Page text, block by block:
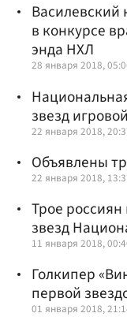
Василевский
в конкурсе
энда НХЛ
28 января 2018,
звезд
22 января 2018,
Объявлены
22 января 2018,
Трое
звезд
11 января 2018,
Голкипер
первой
01 января 2018,